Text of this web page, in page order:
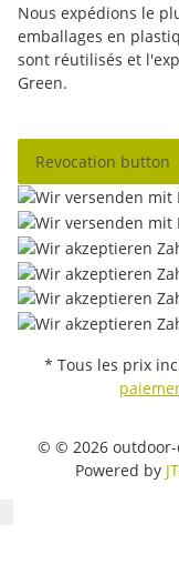
Nous expédions le
emballages en
sont réutilisés et
Green.
Revocation button
* Tous les prix
© © 2026 outdoor-
Powered by